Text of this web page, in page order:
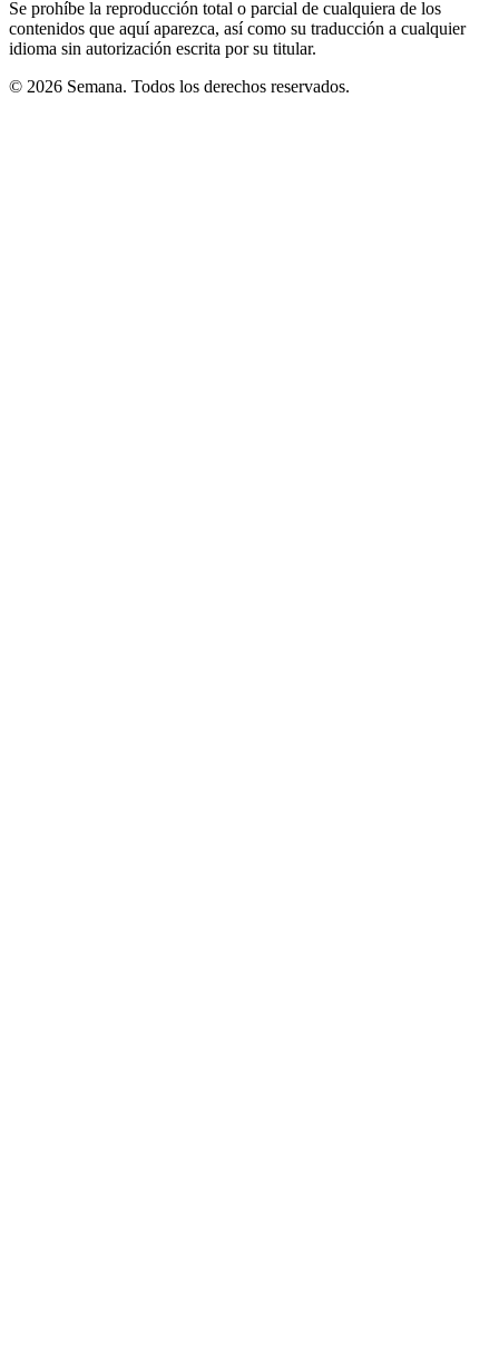
Se prohíbe la reproducción total o parcial de cualquiera de los
contenidos que aquí aparezca, así como su traducción a cualquier
idioma sin autorización escrita por su titular.
© 2026 Semana. Todos los derechos reservados.